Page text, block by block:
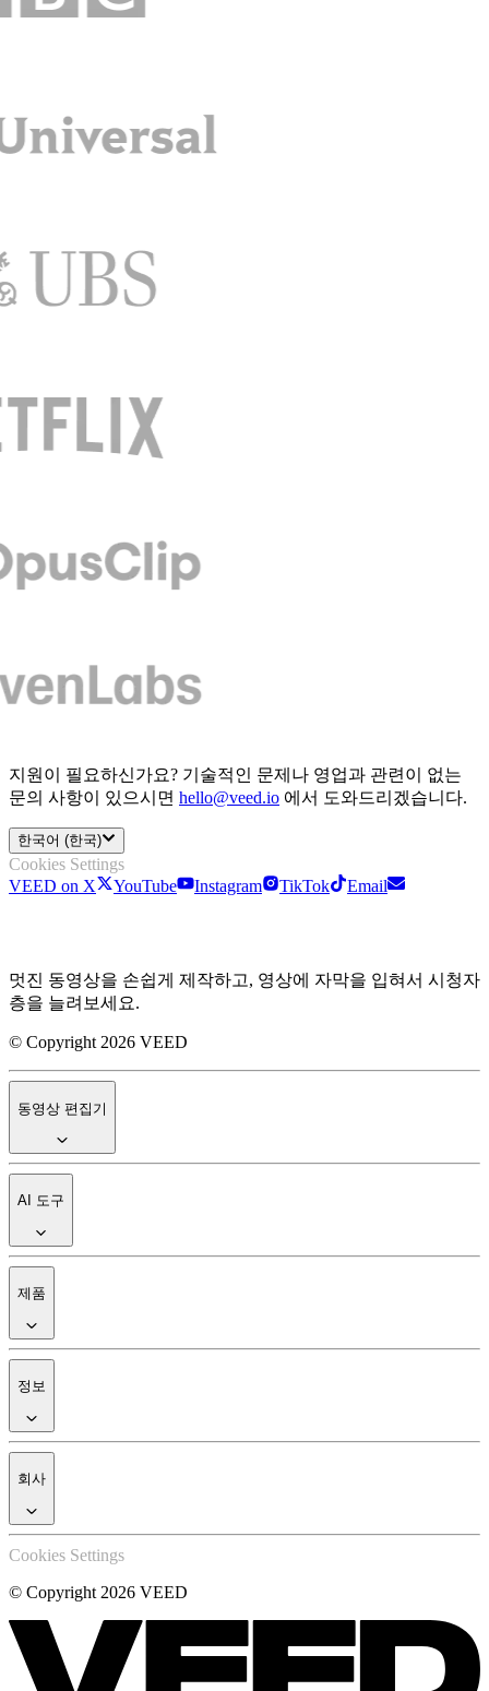
지원이 필요하신가요? 기술적인 문제나 영업과 관련이 없는
문의 사항이 있으시면 hello@veed.io 에서 도와드리겠습니다.
한국어 (한국)
Cookies Settings
VEED on X
YouTube Instagram TikTok Email
멋진 동영상을 손쉽게 제작하고, 영상에 자막을 입혀서 시청자
층을 늘려보세요.
© Copyright 2026 VEED
동영상 편집기
AI 도구
제품
정보
회사
Cookies Settings
© Copyright 2026 VEED